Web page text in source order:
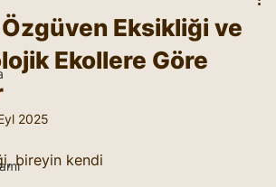
Eksikliği ve
Ekollere Göre
2025
yıldız
bireyin kendi